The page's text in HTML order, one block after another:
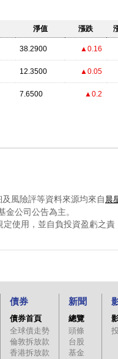
淨值 漲跌
38.2900 ▲0.16
12.3500 ▲0.05
7.6500 ▲0.2
風險評等資料來源均來自 晨
公司公告為主。
使用，並自負投資盈虧之責
債券
債券首頁
全球債走勢
倫敦拆放款
香港拆放款
新聞
總覽
頭條
台股
基金